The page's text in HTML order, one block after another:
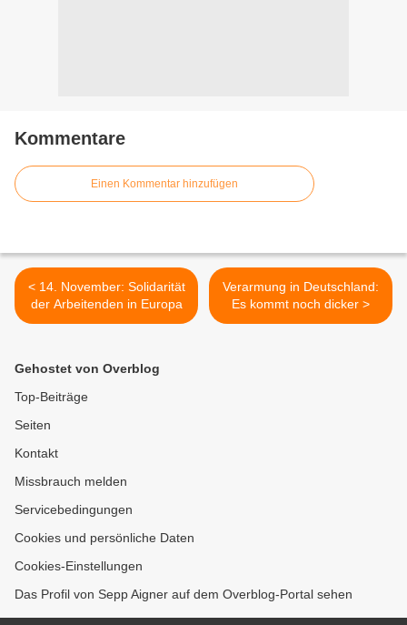
Kommentare
Einen Kommentar hinzufügen
< 14. November: Solidarität
der Arbeitenden in Europa
Verarmung in Deutschland:
Es kommt noch dicker >
Gehostet von Overblog
Top-Beiträge
Seiten
Kontakt
Missbrauch melden
Servicebedingungen
Cookies und persönliche Daten
Cookies-Einstellungen
Das Profil von Sepp Aigner auf dem Overblog-Portal sehen